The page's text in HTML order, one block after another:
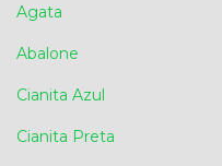
Agata
Abalone
Cianita Azul
Cianita Preta